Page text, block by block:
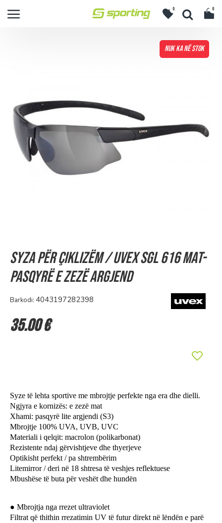
0 0
NUK KA NË STOK
Syza për çiklizëm / UVEX SGL 616 mat-
pasqyrë e zezë argjend
Barkodi: 4043197282398
35.00 €
Syze të lehta sportive me mbrojtje perfekte nga era dhe dielli.
Ngjyra e kornizës: e zezë mat
Xhami: pasqyrë lite argjendi (S3)
Mbrojtje 100% UVA, UVB, UVC
Materiali i qelqit: macrolon (polikarbonat)
Rezistente ndaj gërvishtjeve dhe thyerjeve
Optikisht perfekt / pa shtrembërim
Litemirror / deri në 18 shtresa të veshjes reflektuese
Mbushëse të buta për veshët dhe hundën
● Mbrojtja nga rrezet ultraviolet
Filtrat që thithin rrezatimin UV të futur direkt në lëndën e parë